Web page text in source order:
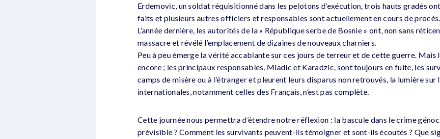
Erdemovic, un soldat réquisitionné dans les pelotons d’exécution, trois hauts gradés
faits et plusieurs autres officiers et responsables sont actuellement en cours de procès.
L’année dernière, les autorités de la « République serbe de Bosnie » ont, non sans
massacre et révélé l’emplacement de dizaines de nouveaux charniers.
Peu à peu émerge la vérité accablante sur ces jours de terreur et de cette guerre. Mais
encore ; les principaux responsables, Mladic et Karadzic, sont toujours en fuite, les
camps de misère ou à l’étranger et pleurent leurs disparus non retrouvés, la lumière
internationales, notamment celles des Français, n’est pas complète.
Cette journée nous permettra d’étendre notre réflexion : la bascule dans le crime
prévisible ? Comment les survivants peuvent-ils témoigner et sont-ils écoutés ? Que